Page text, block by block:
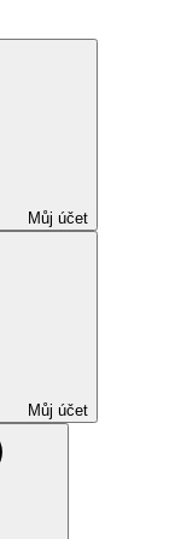
Můj účet
Můj účet